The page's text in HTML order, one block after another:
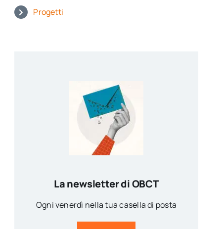
Progetti
La newsletter di OBCT
Ogni venerdì nella tua casella di posta